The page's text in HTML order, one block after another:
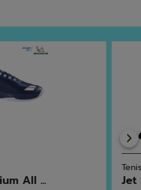
All ... Jet